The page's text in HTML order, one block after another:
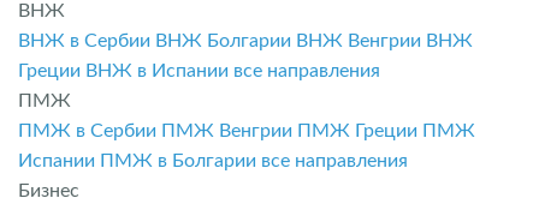
ВНЖ
ВНЖ в Сербии ВНЖ Болгарии ВНЖ Венгрии ВНЖ
Греции ВНЖ в Испании все направления
ПМЖ
ПМЖ в Сербии ПМЖ Венгрии ПМЖ Греции ПМЖ
Испании ПМЖ в Болгарии все направления
Бизнес